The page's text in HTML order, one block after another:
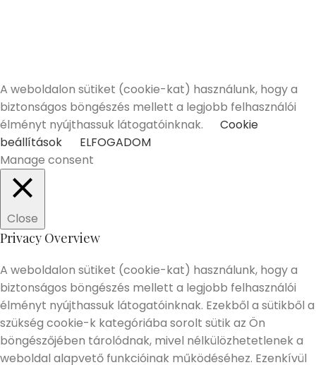
A weboldalon sütiket (cookie-kat) használunk, hogy a
biztonságos böngészés mellett a legjobb felhasználói
élményt nyújthassuk látogatóinknak.
Cookie
beállítások
ELFOGADOM
Manage consent
Close
Privacy Overview
A weboldalon sütiket (cookie-kat) használunk, hogy a
biztonságos böngészés mellett a legjobb felhasználói
élményt nyújthassuk látogatóinknak. Ezekből a sütikből a
szükség cookie-k kategóriába sorolt sütik az Ön
böngészőjében tárolódnak, mivel nélkülözhetetlenek a
weboldal alapvető funkcióinak működéséhez. Ezenkívül